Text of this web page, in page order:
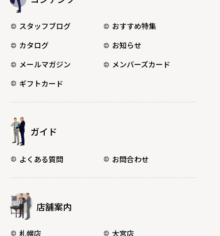
スタッフブログ
おすすめ特集
カタログ
お知らせ
メールマガジン
メンバーズカード
ギフトカード
ガイド
よくある質問 お問合わせ
店舗案内
札幌店
大宮店